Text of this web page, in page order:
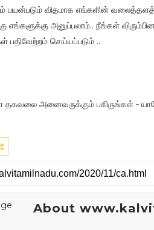
பயன்படும் விதமாக எங்களின்
எங்களுக்கு அனுப்பலாம்.. நீங்கள்
பதிவேற்றம் செய்யப்படும் ..
அனைவருக்கும் பகிருங்கள் -
About